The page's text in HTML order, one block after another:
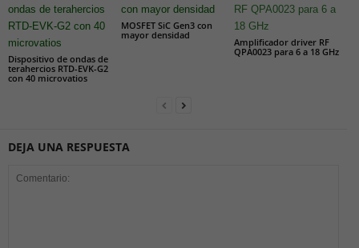
Dispositivo de ondas de
terahercios RTD-EVK-G2
con 40 microvatios
MOSFET SiC Gen3 con
mayor densidad
Amplificador driver RF
QPA0023 para 6 a 18 GHz
DEJA UNA RESPUESTA